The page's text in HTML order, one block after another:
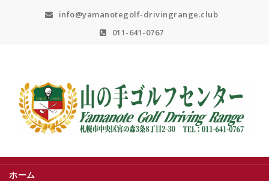
info@yamanotegolf-drivingrange.club
011-641-0767
ホーム